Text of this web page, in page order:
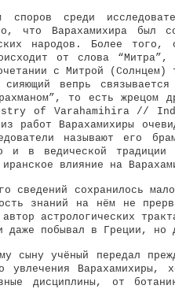
споров среди
что Варахамихира
народов. Более того,
от слова “Митра”,
с Митрой (Солнцем)
вепрь
то есть
of Varahamihira //
работ Варахамихиры
называют его
и в ведической традиции
влияние на
сведений сохранилось
знаний на нём не
астрологических
даже побывал в Греции, но
сыну учёный передал
увлечения
дисциплины, от